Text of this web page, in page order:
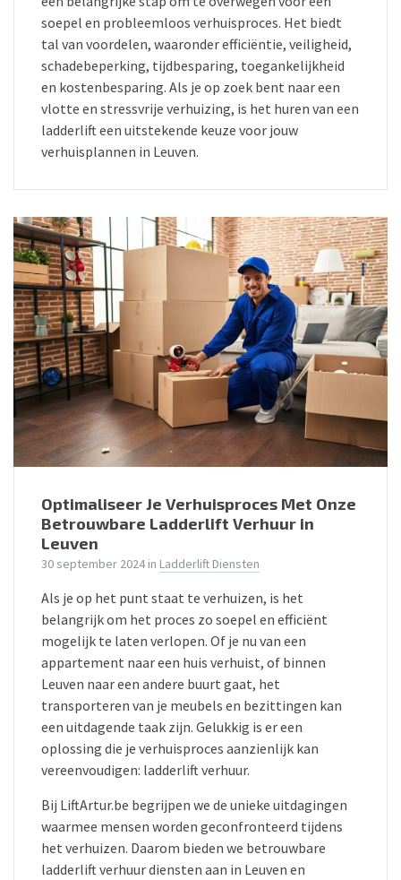
soepel en probleemloos verhuisproces. Het biedt
tal van voordelen, waaronder efficiëntie, veiligheid,
schadebeperking, tijdbesparing, toegankelijkheid
en kostenbesparing. Als je op zoek bent naar een
vlotte en stressvrije verhuizing, is het huren van een
ladderlift een uitstekende keuze voor jouw
verhuisplannen in Leuven.
Optimaliseer Je Verhuisproces Met Onze
Betrouwbare Ladderlift Verhuur in
Leuven
30 september 2024in Ladderlift Diensten
Als je op het punt staat te verhuizen, is het
belangrijk om het proces zo soepel en efficiënt
mogelijk te laten verlopen. Of je nu van een
appartement naar een huis verhuist, of binnen
Leuven naar een andere buurt gaat, het
transporteren van je meubels en bezittingen kan
een uitdagende taak zijn. Gelukkig is er een
oplossing die je verhuisproces aanzienlijk kan
vereenvoudigen: ladderlift verhuur.
Bij LiftArtur.be begrijpen we de unieke uitdagingen
waarmee mensen worden geconfronteerd tijdens
het verhuizen. Daarom bieden we betrouwbare
ladderlift verhuur diensten aan in Leuven en